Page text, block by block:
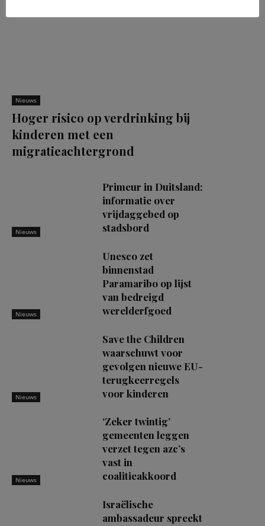
Nieuws
Hoger risico op verdrinking bij
kinderen met een
migratieachtergrond
Nieuws
Primeur in Duitsland:
informatie over
vrijdaggebed op
stadsbord
Nieuws
Unesco zet
binnenstad
Paramaribo op lijst
van bedreigd
werelderfgoed
Nieuws
Save the Children
waarschuwt voor
gevolgen nieuwe EU-
terugkeerregels
voor kinderen
Nieuws
‘Zeker twintig’
gemeenten leggen
verzet tegen azc’s
vast in
coalitieakkoord
Israëlische
ambassadeur spreekt